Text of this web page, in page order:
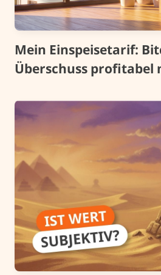
Mein Einspeisetarif:
Überschuss profitabel